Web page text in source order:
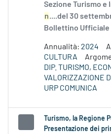
Sezione Turismo e
n....del 30
Bollettino Ufficiale
Annualità: 2024
CULTURA
DIP. TURISMO,
VALORIZZAZIONE
URP COMUNICA
Turismo, la Regione
Presentazione dei